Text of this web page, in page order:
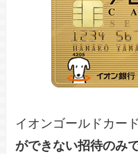
イオンゴールドカー
ができない招待のみ